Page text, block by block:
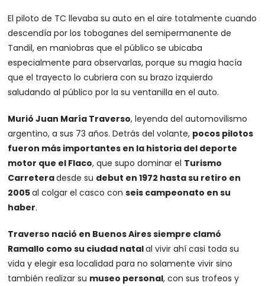
El piloto de TC llevaba su auto en el aire totalmente cuando
descendía por los toboganes del semipermanente de
Tandil, en maniobras que el público se ubicaba
especialmente para observarlas, porque su magia hacía
que el trayecto lo cubriera con su brazo izquierdo
saludando al público por la su ventanilla en el auto.
Murió Juan María Traverso, leyenda del automovilismo
argentino, a sus 73 años. Detrás del volante, pocos pilotos
fueron más importantes en la historia del deporte
motor que el Flaco, que supo dominar el Turismo
Carreteradesde su debut en 1972 hasta su retiro en
2005al colgar el casco conseis campeonato en su
haber.
Traverso nació en Buenos Aires siempre clamó
Ramallo como su ciudad natalal vivir ahí casi toda su
vida y elegir esa localidad para no solamente vivir sino
también realizar su museo personal, con sus trofeos y